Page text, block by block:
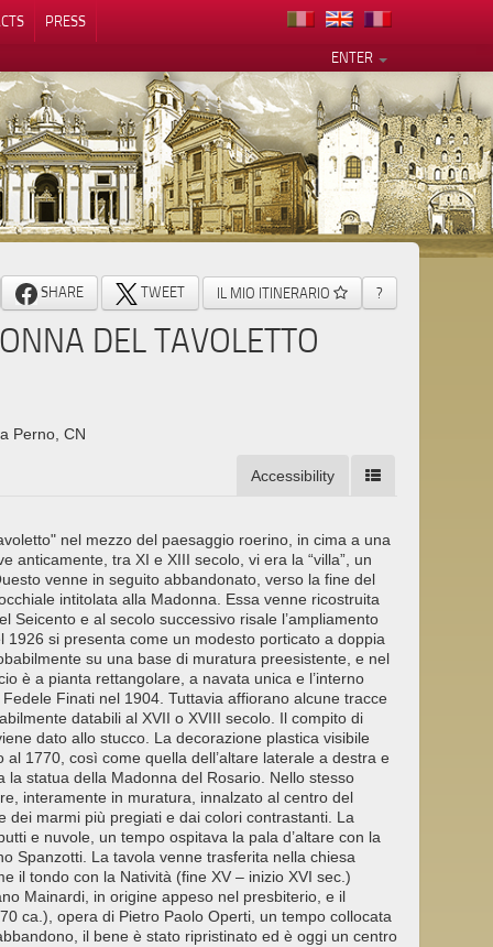
PRESS
ENTER
SHARE TWEET IL MIO ITINERARIO ?
DEL TAVOLETTO
Perno, CN
Accessibility
nel mezzo del paesaggio roerino, in cima a una
anticamente, tra XI e XIII secolo, vi era la “villa”, un
venne in seguito abbandonato, verso la fine del
intitolata alla Madonna. Essa venne ricostruita
Seicento e al secolo successivo risale l’ampliamento
1926 si presenta come un modesto porticato a doppia
su una base di muratura preesistente, e nel
è a pianta rettangolare, a navata unica e l’interno
Finati nel 1904. Tuttavia affiorano alcune tracce
databili al XVII o XVIII secolo. Il compito di
dato allo stucco. La decorazione plastica visibile
1770, così come quella dell’altare laterale a destra e
la statua della Madonna del Rosario. Nello stesso
interamente in muratura, innalzato al centro del
dei marmi più pregiati e dai colori contrastanti. La
e nuvole, un tempo ospitava la pala d’altare con la
Spanzotti. La tavola venne trasferita nella chiesa
il tondo con la Natività (fine XV – inizio XVI sec.)
Mainardi, in origine appeso nel presbiterio, e il
ca.), opera di Pietro Paolo Operti, un tempo collocata
il bene è stato ripristinato ed è oggi un centro